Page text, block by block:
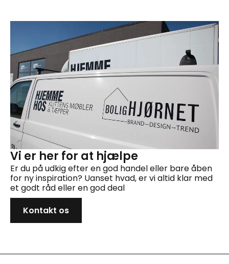
Vi er her for at hjælpe
Er du på udkig efter en god handel eller bare åben
for ny inspiration? Uanset hvad, er vi altid klar med
et godt råd eller en god deal
Kontakt os